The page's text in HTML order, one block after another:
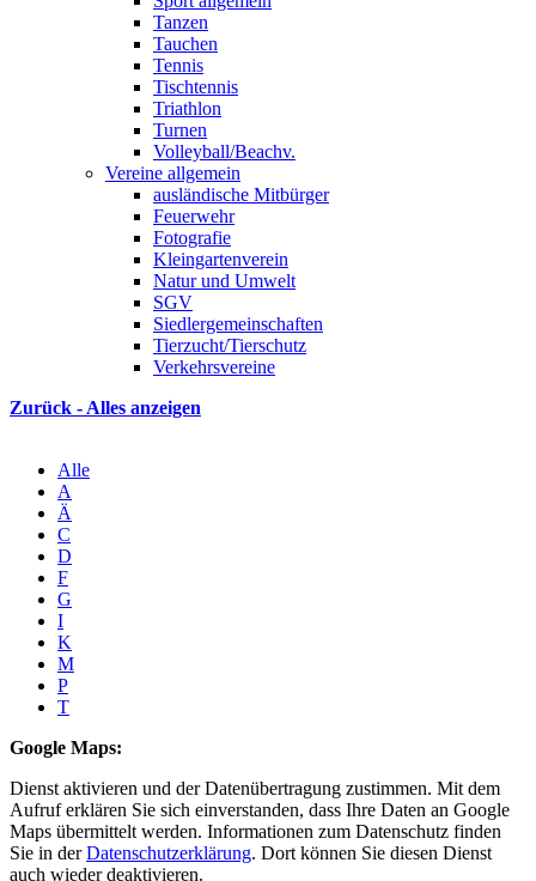
Tanzen
Tauchen
Tennis
Tischtennis
Triathlon
Turnen
Volleyball/Beachv.
Vereine allgemein
ausländische Mitbürger
Feuerwehr
Fotografie
Kleingartenverein
Natur und Umwelt
SGV
Siedlergemeinschaften
Tierzucht/Tierschutz
Verkehrsvereine
Zurück - Alles anzeigen
Alle
A
Ä
C
D
F
G
I
K
M
P
T
Google Maps:
Dienst aktivieren und der Datenübertragung zustimmen. Mit dem
Aufruf erklären Sie sich einverstanden, dass Ihre Daten an Google
Maps übermittelt werden. Informationen zum Datenschutz finden
Sie in derDatenschutzerklärung. Dort können Sie diesen Dienst
auch wieder deaktivieren.